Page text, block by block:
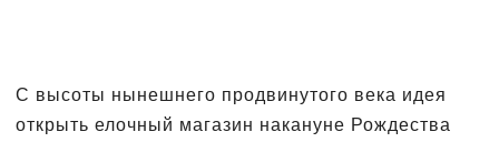
С высоты нынешнего продвинутого века идея
открыть елочный магазин накануне Рождества